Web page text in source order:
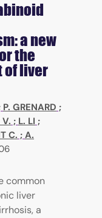
a new
the
of liver
P. GRENARD ;
; L. LI ;
C. ; A.
common
liver
a